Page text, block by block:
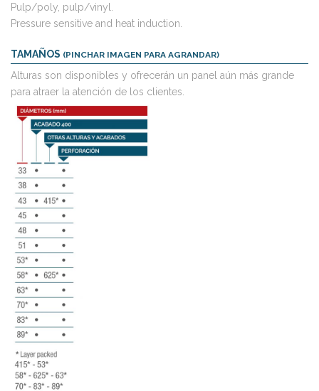
Pulp/poly, pulp/vinyl.
Pressure sensitive and heat induction.
TAMAÑOS (PINCHAR IMAGEN PARA AGRANDAR)
Alturas son disponibles y ofrecerán un panel aún más grande
para atraer la atención de los clientes.